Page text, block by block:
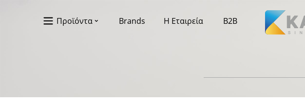
Προϊόντα Brands Η Εταιρεία B2B